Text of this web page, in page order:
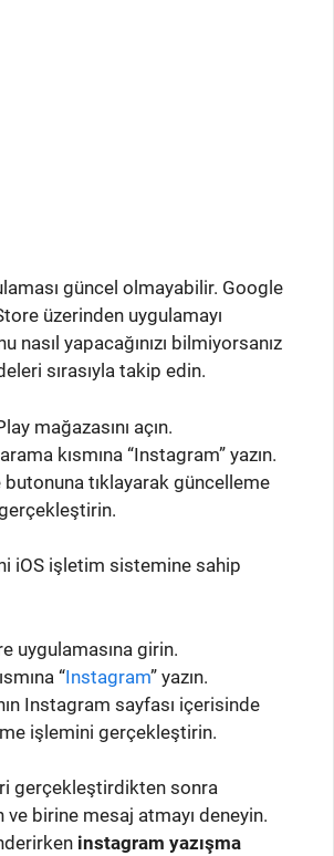
güncel olmayabilir. Google
üzerinden uygulamayı
nasıl yapacağınızı bilmiyorsanız
sırasıyla takip edin.
mağazasını açın.
kısmına “Instagram” yazın.
butonuna tıklayarak güncelleme
iOS işletim sistemine sahip
uygulamasına girin.
“Instagram” yazın.
Instagram sayfası içerisinde
işlemini gerçekleştirin.
gerçekleştirdikten sonra
ve birine mesaj atmayı deneyin.
instagram yazışma